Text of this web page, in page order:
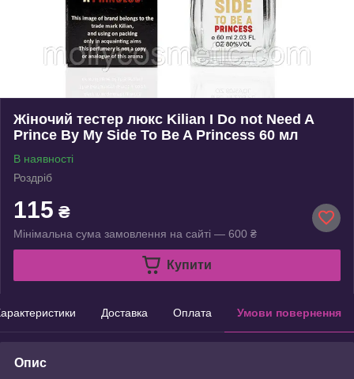
Жіночий тестер люкс Kilian I Do not Need A
Prince By My Side To Be A Princess 60 мл
В наявності
Роздріб
115 ₴
Мінімальна сума замовлення на сайті — 600 ₴
Купити
Доставка Оплата Умови повернення
Опис